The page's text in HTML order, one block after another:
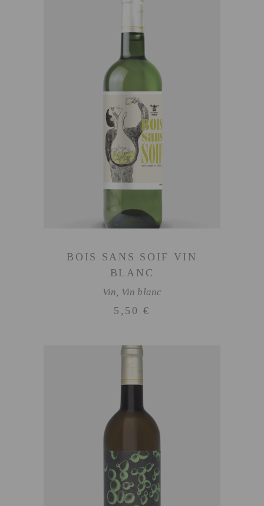
AJOUTER AU PANIER
BOIS SANS SOIF VIN
BLANC
Vin, Vin blanc
5,50€
AJOUTER AU PANIER